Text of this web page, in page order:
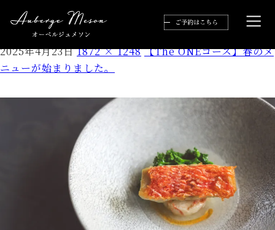
blog4
2025年4月23日 1872 × 1248 【The ONEコース】春のメ
ニューが始まりました。